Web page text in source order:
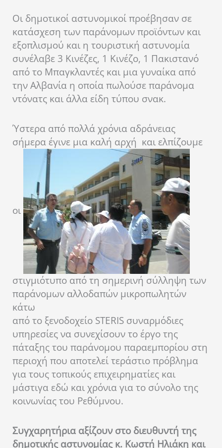
Οι δημοτικοί αστυνομικοί προέβησαν σε
κατάσχεση των παράνομων προϊόντων και
εξοπλισμού και η τουριστική αστυνομία
συνέλαβε 3 Κινέζες, 1 Κινέζο, 1 Πακιστανό
από το Μπαγκλαντές και μια γυναίκα από
την Αλβανία η οποία πωλούσε παράνομα
ντόνατς και άλλα είδη τύπου σνακ.
Ύστερα από πολλά χρόνια αδράνειας
σήμερα έγινε μια καλή αρχή και ελπίζουμε
οι
στιγμιότυπο από τη σημερινή σύλληψη των
παράνομων αλλοδαπών μικροπωλητών
κάτω
από το ξενοδοχείο STERIS συναρμόδιες
υπηρεσίες να συνεχίσουν το έργο της
πάταξης του παράνομου παραεμπορίου στη
περιοχή που αποτελεί τεράστιο πρόβλημα
για τους τοπικούς επιχειρηματίες και
μάστιγα εδώ και χρόνια για το σύνολο της
κοινωνίας του Ρεθύμνου.
Συγχαρητήρια αξίζουν στο διευθυντή της
δημοτικής αστυνομίας κ. Κωστή Ηλιάκη και